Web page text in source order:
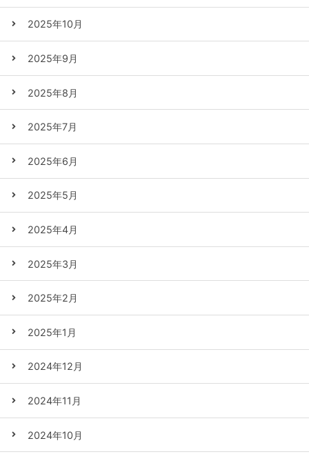
2025年10月
2025年9月
2025年8月
2025年7月
2025年6月
2025年5月
2025年4月
2025年3月
2025年2月
2025年1月
2024年12月
2024年11月
2024年10月